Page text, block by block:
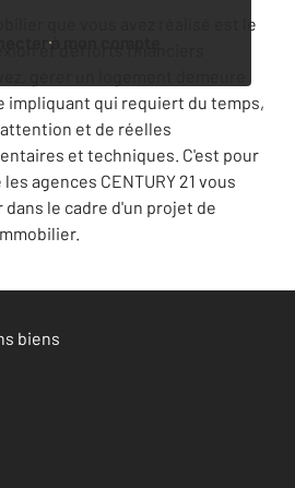
à mon compte
que vous avez réalisé est le
et d'efforts financiers
gérer un logement demeure
impliquant qui requiert du temps,
et de réelles
et techniques. C'est pour
agences CENTURY 21 vous
le cadre d'un projet de
biens